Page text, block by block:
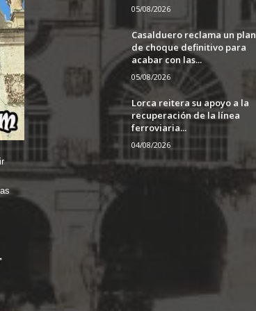
05/08/2026
Casalduero reclama un plan
de choque definitivo para
acabar con las...
05/08/2026
Lorca reitera su apoyo a la
recuperación de la línea
ferroviaria...
04/08/2026